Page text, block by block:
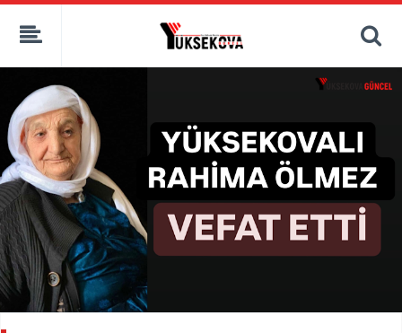
kaçak bahis
deneme bonusu
canlı bahis siteleri
deneme bonusu veren siteler
bahis siteleri
porno izle